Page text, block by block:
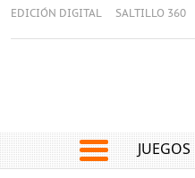
EDICIÓN DIGITAL SALTILLO 360
JUEGOS